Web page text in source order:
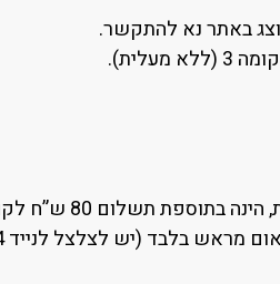
באתר נא להתקשר.
תשלום 80 ש”ח לקומה.
בלבד (יש לצלצל לנייד 052-685-1114).